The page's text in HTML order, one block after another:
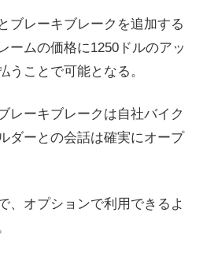
ブレーキブレークを追加する
ームの価格に1250ドルのアッ
うことで可能となる。
レーキブレークは自社バイク
ダーとの会話は確実にオープ
、オプションで利用できるよ